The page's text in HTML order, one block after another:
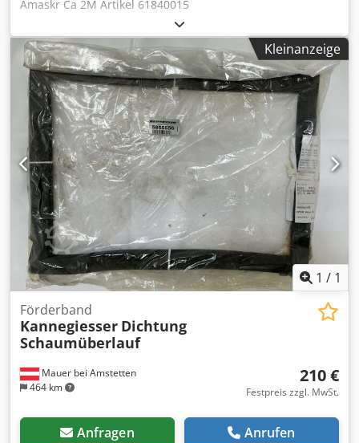
Amaskr Ca 2M Artikel 61840015
Kleinanzeige
1 / 1
Mauer bei Amstetten
464 km
Förderband
Kannegiesser Dichtung
Schaumüberlauf
210 €
Festpreis zzgl. MwSt.
Anfragen Anrufen